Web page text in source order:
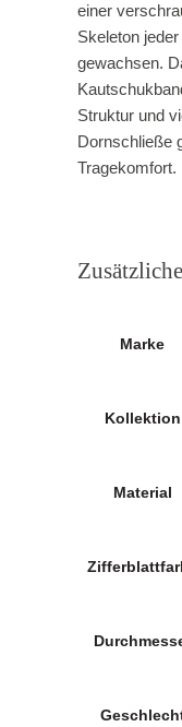
einer
Skeleton
gewachsen.
Struktur und
Dornschließe
Tragekomfort.
Marke
Kollektion
Material